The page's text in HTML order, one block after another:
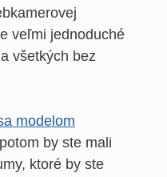
veľmi jednoduché
všetkých bez
modelom
by ste mali
ktoré by ste